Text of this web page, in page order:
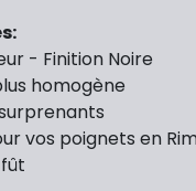
- Finition Noire
homogène
vos poignets en